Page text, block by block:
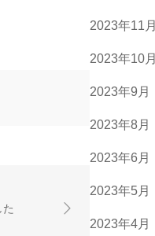
2023年11月
2023年10月
2023年9月
2023年8月
2023年6月
2023年5月
2023年4月